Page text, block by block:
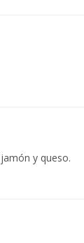
y queso.